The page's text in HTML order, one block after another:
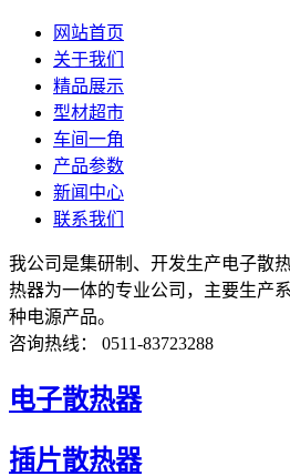
网站首页
关于我们
精品展示
型材超市
车间一角
产品参数
新闻中心
联系我们
我公司是集研制、开发生产电子散
热器为一体的专业公司，主要生产
种电源产品。
咨询热线： 0511-83723288
电子散热器
插片散热器